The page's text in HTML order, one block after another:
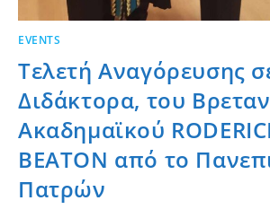
EVENTS
Τελετή Αναγόρευσης
Διδάκτορα, του
Ακαδημαϊκού
BEATON από το
Πατρών